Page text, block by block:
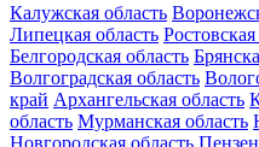
Калужская область
Липецкая область
Белгородская область
Волгоградская область
край Архангельская область
область Мурманская область
Новгородская область